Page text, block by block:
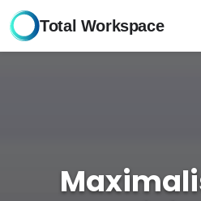
Total Workspace